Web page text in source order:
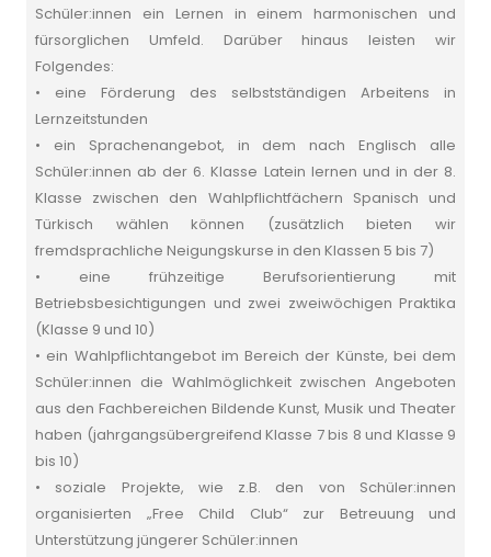
Schüler:innen ein Lernen in einem harmonischen und
fürsorglichen Umfeld. Darüber hinaus leisten wir
Folgendes:
• eine Förderung des selbstständigen Arbeitens in
Lernzeitstunden
• ein Sprachenangebot, in dem nach Englisch alle
Schüler:innen ab der 6. Klasse Latein lernen und in der 8.
Klasse zwischen den Wahlpflichtfächern Spanisch und
Türkisch wählen können (zusätzlich bieten wir
fremdsprachliche Neigungskurse in den Klassen 5 bis 7)
• eine frühzeitige Berufsorientierung mit
Betriebsbesichtigungen und zwei zweiwöchigen Praktika
(Klasse 9 und 10)
• ein Wahlpflichtangebot im Bereich der Künste, bei dem
Schüler:innen die Wahlmöglichkeit zwischen Angeboten
aus den Fachbereichen Bildende Kunst, Musik und Theater
haben (jahrgangsübergreifend Klasse 7 bis 8 und Klasse 9
bis 10)
• soziale Projekte, wie z.B. den von Schüler:innen
organisierten „Free Child Club“ zur Betreuung und
Unterstützung jüngerer Schüler:innen